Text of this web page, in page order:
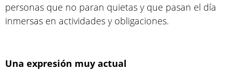
personas que no paran quietas y que pasan el día
inmersas en actividades y obligaciones.
Una expresión muy actual